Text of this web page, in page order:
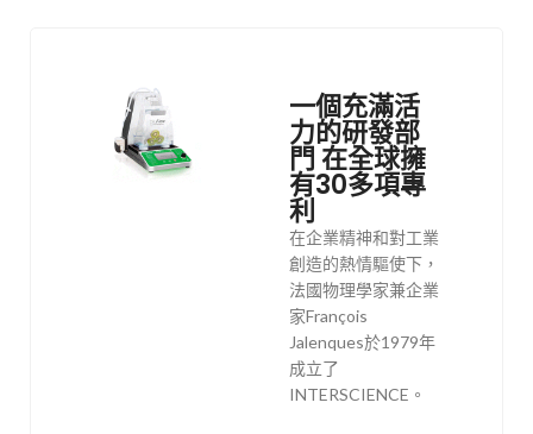
一個充滿活
力的研發部
門 在全球擁
有30多項專
利
在企業精神和對工業
創造的熱情驅使下，
法國物理學家兼企業
家François
Jalenques於1979年
成立了
INTERSCIENCE。